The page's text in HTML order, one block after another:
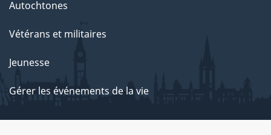
Autochtones
Vétérans et militaires
Jeunesse
Gérer les événements de la vie